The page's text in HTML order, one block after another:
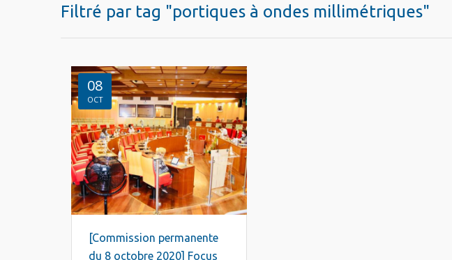
Filtré par tag "portiques à ondes millimétriques"
08
OCT
[Commission permanente
du 8 octobre 2020] Focus